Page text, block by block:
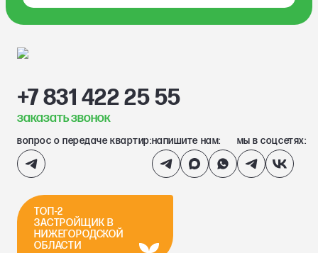
+7 831 422 25 55
заказать звонок
вопрос о передаче квартир:напишите нам: мы в соцсетях:
ТОП-2
ЗАСТРОЙЩИК В
НИЖЕГОРОДСКОЙ
ОБЛАСТИ